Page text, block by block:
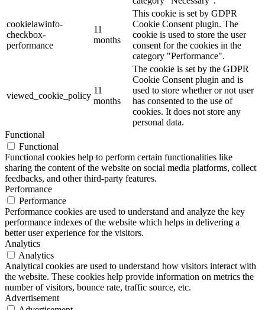
cookielawinfo-
checkbox-
performance
11
months
This cookie is set by GDPR
Cookie Consent plugin. The
cookie is used to store the user
consent for the cookies in the
category "Performance".
viewed_cookie_policy
11
months
The cookie is set by the GDPR
Cookie Consent plugin and is
used to store whether or not user
has consented to the use of
cookies. It does not store any
personal data.
Functional
Functional
Functional cookies help to perform certain functionalities like
sharing the content of the website on social media platforms, collect
feedbacks, and other third-party features.
Performance
Performance
Performance cookies are used to understand and analyze the key
performance indexes of the website which helps in delivering a
better user experience for the visitors.
Analytics
Analytics
Analytical cookies are used to understand how visitors interact with
the website. These cookies help provide information on metrics the
number of visitors, bounce rate, traffic source, etc.
Advertisement